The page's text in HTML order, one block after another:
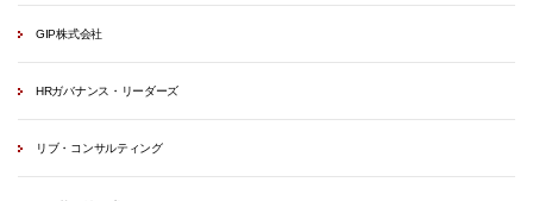
GIP株式会社
HRガバナンス・リーダーズ
リブ・コンサルティング